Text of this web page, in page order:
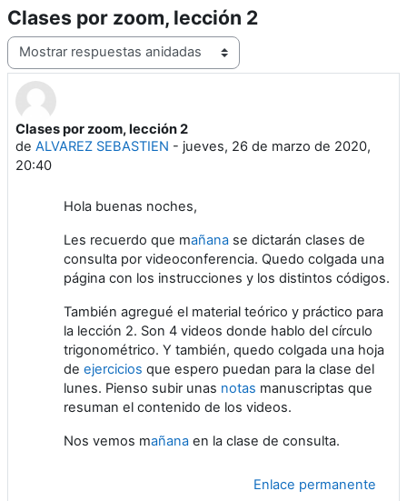
Clases por zoom, lección 2
Mostrar modo
Clases por zoom, lección 2
de ALVAREZ SEBASTIEN - jueves, 26 de marzo de 2020,
20:40
Número de respuestas: 0
Hola buenas noches,
Les recuerdo que mañana se dictarán clases de
consulta por videoconferencia. Quedo colgada una
página con los instrucciones y los distintos códigos.
También agregué el material teórico y práctico para
la lección 2. Son 4 videos donde hablo del círculo
trigonométrico. Y también, quedo colgada una hoja
de ejercicios que espero puedan para la clase del
lunes. Pienso subir unas notas manuscriptas que
resuman el contenido de los videos.
Nos vemos mañana en la clase de consulta.
Enlace permanente